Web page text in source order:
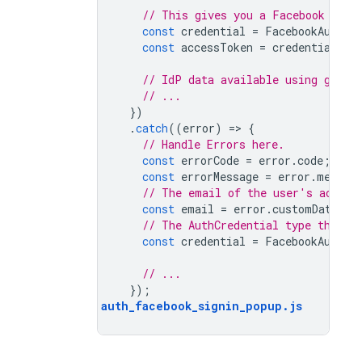
// This gives you a Facebook
const credential =
const accessToken = credential
// IdP data available using
// ...
})
.catch((error) => {
// Handle Errors here.
const errorCode = error .code ;
const errorMessage = error .message
// The email of the user's
const email = error .customData
// The AuthCredential type that
const credential =
// ...
});
auth_facebook_signin_popup . js